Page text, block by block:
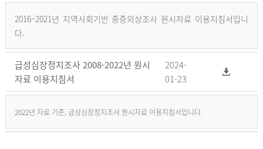
2016~2021년 지역사회기반 중증외상조사 원시자료 이용지침서입니
다.
급성심장정지조사 2008-2022년 원시
자료 이용지침서
2024-
01-23
2022년 자료 기준, 급성심장정지조사 원시자료 이용지침서입니다.